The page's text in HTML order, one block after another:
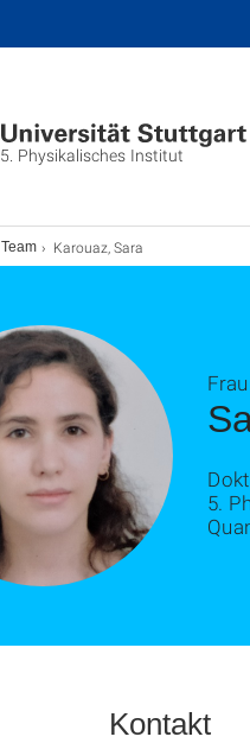
5. Physikalisches Institut
Team Karouaz, Sara
Frau
5.
Kontakt